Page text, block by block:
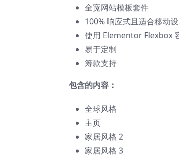
全宽网站模板套件
100% 响应式且适合移动
使用 Elementor Flexbox
易于定制
筹款支持
包含的内容：
全球风格
主页
家居风格 2
家居风格 3